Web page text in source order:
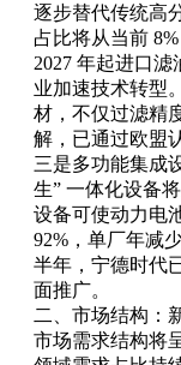
逐步替代传统高
占比将从当前
2027 年起进口
业加速技术转型
材，不仅过滤精
解，已通过欧盟
三是多功能集成
生” 一体化设备
设备可使动力电
92%，单厂年减
半年，宁德时代
面推广。
二、市场结构：
市场需求结构将